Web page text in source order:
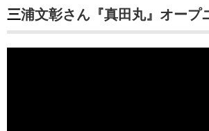
三浦文彰さん『真田丸』オープ